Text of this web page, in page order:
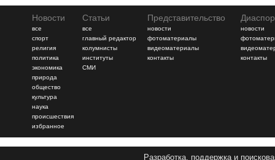
Новости
все
спорт
религия
политика
экономика
природа
общество
культура
наука
происшествия
избранное
Статьи
все
главный редактор
колумнисты
институты
СМИ
Представительство
новости
фотоматериалы
видеоматериалы
контакты
новости
контакты
Разработка, поддержка и